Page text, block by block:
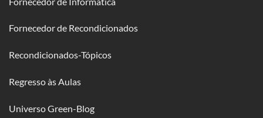
Fornecedor de Recondicionados
Recondicionados-Tópicos
Regresso às Aulas
Universo Green-Blog